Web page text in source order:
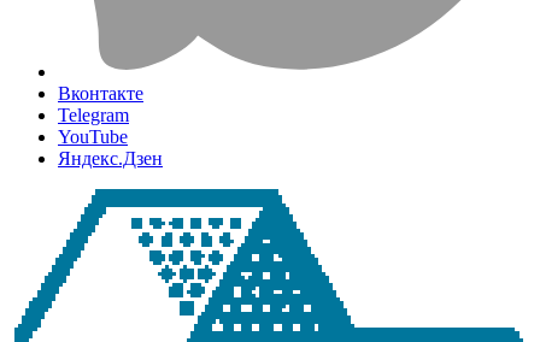
Вконтакте
Telegram
YouTube
Яндекс.Дзен